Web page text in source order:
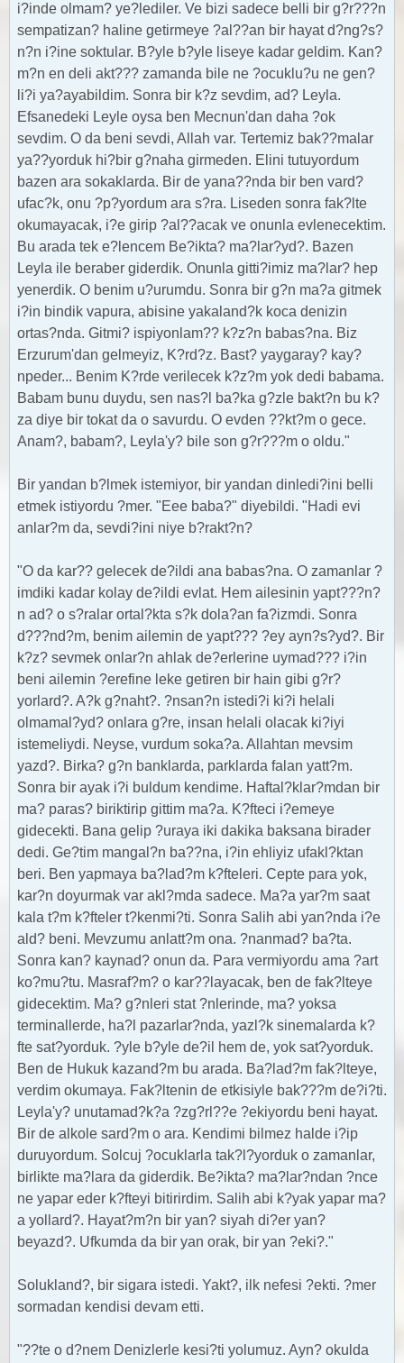
i?inde olmam? ye?lediler. Ve bizi sadece belli bir g?r???n
sempatizan? haline getirmeye ?al??an bir hayat d?ng?s?
n?n i?ine soktular. B?yle b?yle liseye kadar geldim. Kan?
m?n en deli akt??? zamanda bile ne ?ocuklu?u ne gen?
li?i ya?ayabildim. Sonra bir k?z sevdim, ad? Leyla.
Efsanedeki Leyle oysa ben Mecnun'dan daha ?ok
sevdim. O da beni sevdi, Allah var. Tertemiz bak??malar
ya??yorduk hi?bir g?naha girmeden. Elini tutuyordum
bazen ara sokaklarda. Bir de yana??nda bir ben vard?
ufac?k, onu ?p?yordum ara s?ra. Liseden sonra fak?lte
okumayacak, i?e girip ?al??acak ve onunla evlenecektim.
Bu arada tek e?lencem Be?ikta? ma?lar?yd?. Bazen
Leyla ile beraber giderdik. Onunla gitti?imiz ma?lar? hep
yenerdik. O benim u?urumdu. Sonra bir g?n ma?a gitmek
i?in bindik vapura, abisine yakaland?k koca denizin
ortas?nda. Gitmi? ispiyonlam?? k?z?n babas?na. Biz
Erzurum'dan gelmeyiz, K?rd?z. Bast? yaygaray? kay?
npeder... Benim K?rde verilecek k?z?m yok dedi babama.
Babam bunu duydu, sen nas?l ba?ka g?zle bakt?n bu k?
za diye bir tokat da o savurdu. O evden ??kt?m o gece.
Anam?, babam?, Leyla'y? bile son g?r???m o oldu."
Bir yandan b?lmek istemiyor, bir yandan dinledi?ini belli
etmek istiyordu ?mer. "Eee baba?" diyebildi. "Hadi evi
anlar?m da, sevdi?ini niye b?rakt?n?
"O da kar?? gelecek de?ildi ana babas?na. O zamanlar ?
imdiki kadar kolay de?ildi evlat. Hem ailesinin yapt???n?
n ad? o s?ralar ortal?kta s?k dola?an fa?izmdi. Sonra
d???nd?m, benim ailemin de yapt??? ?ey ayn?s?yd?. Bir
k?z? sevmek onlar?n ahlak de?erlerine uymad??? i?in
beni ailemin ?erefine leke getiren bir hain gibi g?r?
yorlard?. A?k g?naht?. ?nsan?n istedi?i ki?i helali
olmamal?yd? onlara g?re, insan helali olacak ki?iyi
istemeliydi. Neyse, vurdum soka?a. Allahtan mevsim
yazd?. Birka? g?n banklarda, parklarda falan yatt?m.
Sonra bir ayak i?i buldum kendime. Haftal?klar?mdan bir
ma? paras? biriktirip gittim ma?a. K?fteci i?emeye
gidecekti. Bana gelip ?uraya iki dakika baksana birader
dedi. Ge?tim mangal?n ba??na, i?in ehliyiz ufakl?ktan
beri. Ben yapmaya ba?lad?m k?fteleri. Cepte para yok,
kar?n doyurmak var akl?mda sadece. Ma?a yar?m saat
kala t?m k?fteler t?kenmi?ti. Sonra Salih abi yan?nda i?e
ald? beni. Mevzumu anlatt?m ona. ?nanmad? ba?ta.
Sonra kan? kaynad? onun da. Para vermiyordu ama ?art
ko?mu?tu. Masraf?m? o kar??layacak, ben de fak?lteye
gidecektim. Ma? g?nleri stat ?nlerinde, ma? yoksa
terminallerde, ha?l pazarlar?nda, yazl?k sinemalarda k?
fte sat?yorduk. ?yle b?yle de?il hem de, yok sat?yorduk.
Ben de Hukuk kazand?m bu arada. Ba?lad?m fak?lteye,
verdim okumaya. Fak?ltenin de etkisiyle bak???m de?i?ti.
Leyla'y? unutamad?k?a ?zg?rl??e ?ekiyordu beni hayat.
Bir de alkole sard?m o ara. Kendimi bilmez halde i?ip
duruyordum. Solcuj ?ocuklarla tak?l?yorduk o zamanlar,
birlikte ma?lara da giderdik. Be?ikta? ma?lar?ndan ?nce
ne yapar eder k?fteyi bitirirdim. Salih abi k?yak yapar ma?
a yollard?. Hayat?m?n bir yan? siyah di?er yan?
beyazd?. Ufkumda da bir yan orak, bir yan ?eki?."
Solukland?, bir sigara istedi. Yakt?, ilk nefesi ?ekti. ?mer
sormadan kendisi devam etti.
"??te o d?nem Denizlerle kesi?ti yolumuz. Ayn? okulda